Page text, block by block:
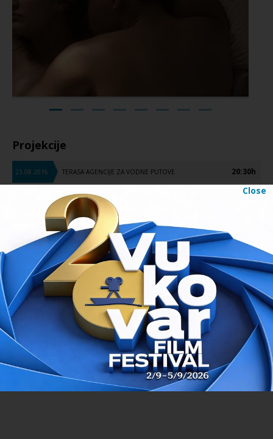
Close
Projekcije
23.08.2016. TERASA AGENCIJE ZA VODNE PUTOVE 20:30h
Na projekcije u Cinestaru Vukovar, na Vukovarskoj adi, Kinu Borovo u
Borovom naselju, Centru znanja Vinkovci, Centru kulture Valpovo i
Muzeju vučedolske kulture ulaz je slobodan. Ulaznice za Terasu
agencije za vodne putove i Perivoj dvorca Eltz mogu se kupiti svaki dan
tijekom trajanja festivala. Cijena je 15 HRK. Više informacija o
ulaznicama.
TONI ERDMANN
PRETHODNI FILM
ZBOG TEBE
SLJEDEĆI FILM